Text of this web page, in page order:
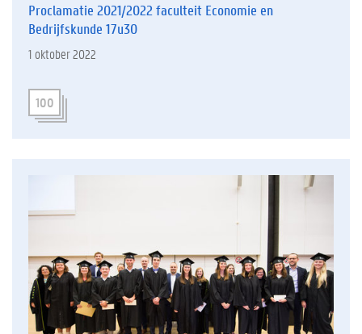
Proclamatie 2021/2022 faculteit Economie en
Bedrijfskunde 17u30
1 oktober 2022
100